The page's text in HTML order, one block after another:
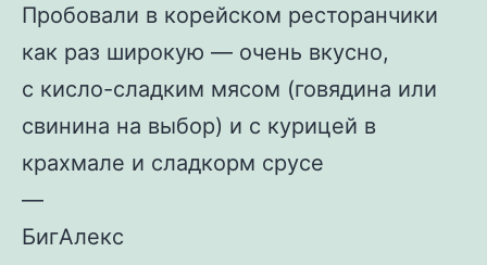
Пробовали в корейском ресторанчики
как раз широкую — очень вкусно,
с кисло-сладким мясом (говядина или
свинина на выбор) и с курицей в
крахмале и сладкорм срусе
—
БигАлекс